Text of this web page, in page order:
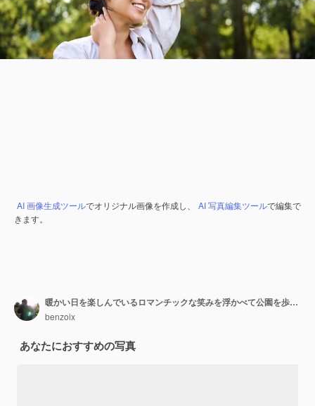
AI 画像生成ツールでオリジナル画像を作成し、 AI 写真編集ツールで編集で
きます。
暖かい日を楽しんでいるロマンチックな笑みを浮かべて公園を歩きながら髪を結ぶ美しい若い女性
benzoix
あなたにおすすめの写真